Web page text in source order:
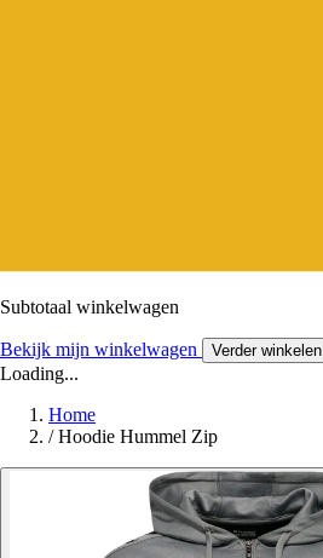
Subtotaal winkelwagen
Bekijk mijn winkelwagen Verder winkelen
Loading...
Home
/ Hoodie Hummel Zip